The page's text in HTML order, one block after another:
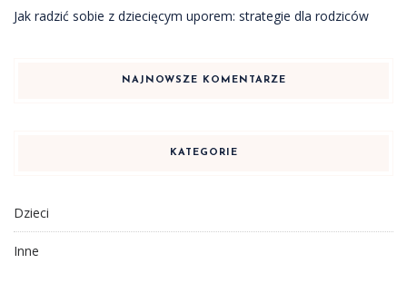
Jak radzić sobie z dziecięcym uporem: strategie dla rodziców
NAJNOWSZE KOMENTARZE
KATEGORIE
Dzieci
Inne